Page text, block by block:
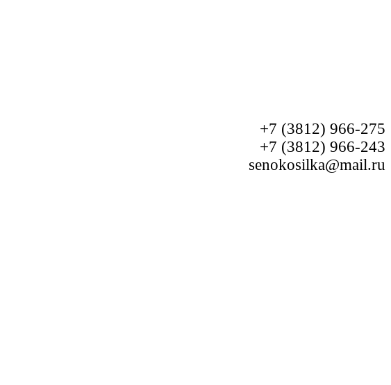
+7 (3812) 966-275
+7 (3812) 966-243
senokosilka@mail.ru